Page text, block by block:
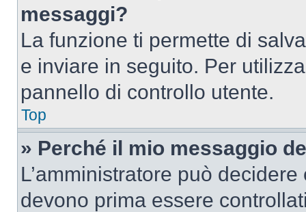
messaggi?
La funzione ti permette di
e inviare in seguito. Per
pannello di controllo utente.
Top
» Perché il mio messaggio
L’amministratore può
devono prima essere